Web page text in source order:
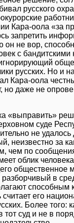
русского
Кара-оола «за
запретить
он не вор,
с
русских. Но и
Кара-оола
но даже не
«выправить»
суде
не
неизвестно за
чем по
облик
общественное
в
способным
его
Более того:
суд и не в